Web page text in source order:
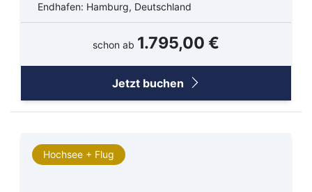
Westeuropa
Nordamerika Ostküste
Endhafen: Hamburg, Deutschland
schon ab 1.795,00 €
Jetzt buchen
Hochsee + Flug